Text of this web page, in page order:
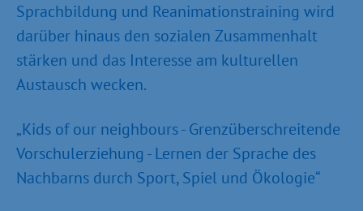
Sprachbildung und Reanimationstraining wird
darüber hinaus den sozialen Zusammenhalt
stärken und das Interesse am kulturellen
Austausch wecken.
„Kids of our neighbours - Grenzüberschreitende
Vorschulerziehung - Lernen der Sprache des
Nachbarns durch Sport, Spiel und Ökologie“